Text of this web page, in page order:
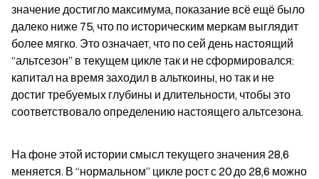
значение достигло максимума, показание всё ещё было
далеко ниже 75, что по историческим меркам выглядит
более мягко. Это означает, что по сей день настоящий
“альтсезон” в текущем цикле так и не сформировался:
капитал на время заходил в альткоины, но так и не
достиг требуемых глубины и длительности, чтобы это
соответствовало определению настоящего альтсезона.
На фоне этой истории смысл текущего значения 28,6
меняется. В “нормальном” цикле рост с 20 до 28,6 можно